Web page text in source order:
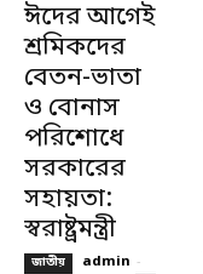
ঈদের আগেই
শ্রমিকদের
বেতন-ভাতা
ও বোনাস
পরিশোধে
সরকারের
সহায়তা:
স্বরাষ্ট্রমন্ত্রী
জাতীয় admin -